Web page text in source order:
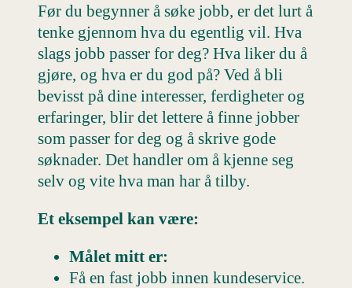
Før du begynner å søke jobb, er det lurt å
tenke gjennom hva du egentlig vil. Hva
slags jobb passer for deg? Hva liker du å
gjøre, og hva er du god på? Ved å bli
bevisst på dine interesser, ferdigheter og
erfaringer, blir det lettere å finne jobber
som passer for deg og å skrive gode
søknader. Det handler om å kjenne seg
selv og vite hva man har å tilby.
Et eksempel kan være:
Målet mitt er:
Få en fast jobb innen kundeservice.